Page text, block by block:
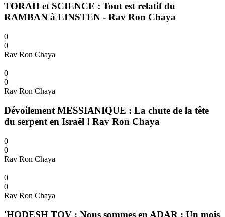
TORAH et SCIENCE : Tout est relatif du
RAMBAN à EINSTEN - Rav Ron Chaya
0
0
Rav Ron Chaya
0
0
Rav Ron Chaya
Dévoilement MESSIANIQUE : La chute de la tête
du serpent en Israël ! Rav Ron Chaya
0
0
Rav Ron Chaya
0
0
Rav Ron Chaya